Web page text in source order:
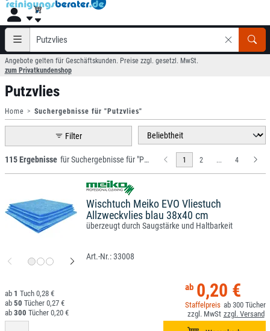
Angebote gelten für Geschäftskunden. Preise zzgl. gesetzl. MwSt.
zum Privatkundenshop
Putzvlies
Home Suchergebnisse für "Putzvlies"
Filter
115 Ergebnisse für Suchergebnisse für "Putzvlies" 1 2 ... 4
Wischtuch Meiko EVO Vliestuch
Allzweckvlies blau 38x40 cm
überzeugt durch Saugstärke und Haltbarkeit
33008
0,20 €
300
1
0,28 €
50
0,27 €
300
0,20 €